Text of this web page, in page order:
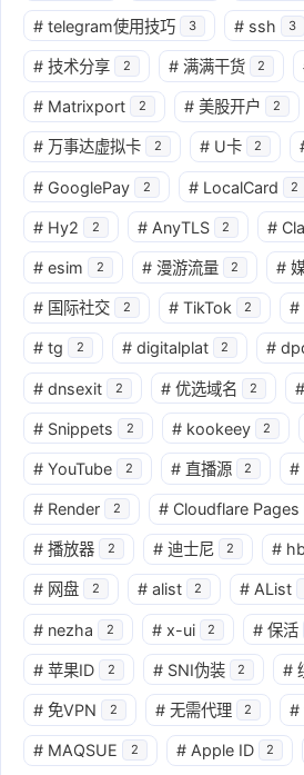
# telegram使用技巧 3 # ssh 3
# 技术分享 2 # 满满干货 2
# Matrixport 2 # 美股开户 2
# 万事达虚拟卡 2 # U卡 2
# GooglePay 2 # LocalCard 2
# Hy2 2 # AnyTLS 2 #
# esim 2 # 漫游流量 2 #
# 国际社交 2 # TikTok 2 #
# tg 2 # digitalplat 2 #
# dnsexit 2 # 优选域名 2 #
# Snippets 2 # kookeey 2
# YouTube 2 # 直播源 2 #
# Render 2 # Cloudflare Pages
# 播放器 2 # 迪士尼 2 #
# 网盘 2 # alist 2 # AList
# nezha 2 # x-ui 2 # 保活
# 苹果ID 2 # SNI伪装 2 #
# 免VPN 2 # 无需代理 2 #
# MAQSUE 2 # Apple ID 2